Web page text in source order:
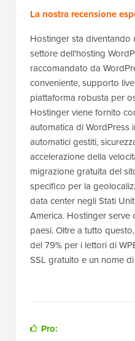
La nostra recensione
Hostinger sta
settore dell'hosting
raccomandato da
conveniente, supporto
piattaforma robusta per
Hostinger viene fornito
automatica di WordPress
automatici gestiti,
accelerazione della
migrazione gratuita del
specifico per la
data center negli Stati
America. Hostinger serve
paesi. Oltre a tutto
del 79% per i lettori di
SSL gratuito e un nome
Pro: